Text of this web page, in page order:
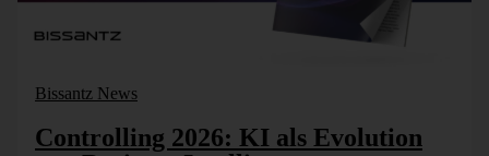
Bissantz News
Controlling 2026: KI als Evolution